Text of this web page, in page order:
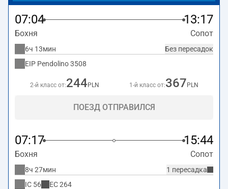
на станции Сопот по адресу81-835 Sopot.
07:04 13:17
Бохня Сопот
Без пересадок
6ч 13мин
EIP Pendolino3508
2-й класс от:244 PLN 1-й класс от:367 PLN
ПОЕЗД ОТПРАВИЛСЯ
07:17 15:44
Бохня Сопот
1 пересадка
8ч 27мин
IC 56 EC264